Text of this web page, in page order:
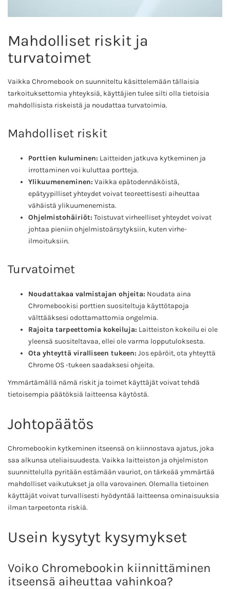
Mahdolliset riskit ja
turvatoimet
Vaikka Chromebook on suunniteltu käsittelemään tällaisia
tarkoituksettomia yhteyksiä, käyttäjien tulee silti olla tietoisia
mahdollisista riskeistä ja noudattaa turvatoimia.
Mahdolliset riskit
Porttien kuluminen: Laitteiden jatkuva kytkeminen ja
irrottaminen voi kuluttaa portteja.
Ylikuumeneminen: Vaikka epätodennäköistä,
epätyypilliset yhteydet voivat teoreettisesti aiheuttaa
vähäistä ylikuumenemista.
Ohjelmistohäiriöt: Toistuvat virheelliset yhteydet voivat
johtaa pieniin ohjelmistoärsytyksiin, kuten virhe-
ilmoituksiin.
Turvatoimet
Noudattakaa valmistajan ohjeita: Noudata aina
Chromebookisi porttien suositeltuja käyttötapoja
välttääksesi odottamattomia ongelmia.
Rajoita tarpeettomia kokeiluja: Laitteiston kokeilu ei ole
yleensä suositeltavaa, ellei ole varma lopputuloksesta.
Ota yhteyttä viralliseen tukeen: Jos epäröit, ota yhteyttä
Chrome OS -tukeen saadaksesi ohjeita.
Ymmärtämällä nämä riskit ja toimet käyttäjät voivat tehdä
tietoisempia päätöksiä laitteensa käytöstä.
Johtopäätös
Chromebookin kytkeminen itseensä on kiinnostava ajatus, joka
saa alkunsa uteliaisuudesta. Vaikka laitteiston ja ohjelmiston
suunnittelulla pyritään estämään vauriot, on tärkeää ymmärtää
mahdolliset vaikutukset ja olla varovainen. Olemalla tietoinen
käyttäjät voivat turvallisesti hyödyntää laitteensa ominaisuuksia
ilman tarpeetonta riskiä.
Usein kysytyt kysymykset
Voiko Chromebookin kiinnittäminen
itseensä aiheuttaa vahinkoa?